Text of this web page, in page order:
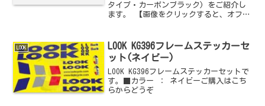
タイプ・カーボンブラック) をご紹介し
ます。 【画像をクリックすると、オフィ
LOOK
LOOK KG396フレームステッカーセ
ット(ネイビー)
LOOK KG396フレームステッカーセットで
す。■カラー ： ネイビーご購入はこち
らからどうぞ